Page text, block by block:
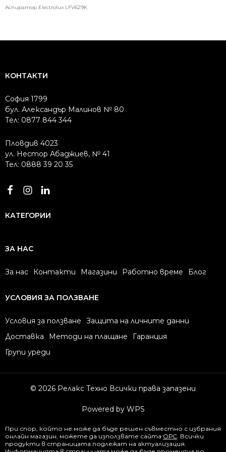
Аспиратор Electrolux LFV629K
4398.66 лв..
3759.11 лв..
КОНТАКТИ
София 1799
бул. Александър Малинов № 80
Тел: 0877 844 344
Пловдив 4023
ул. Нестор Абаджиев, № 41
Тел: 0888 39 20 35
КАТЕГОРИИ
ЗА НАС
За нас Контакти Магазини Работно време Блог
УСЛОВИЯ ЗА ПОЛЗВАНЕ
Условия за ползване
Защита на личните данни
Доставка
Методи на плащане
Гаранция
Групи уреди
© 2026 Релакс Техно Всички права запазени
Powered by WPS
При спор, който не може да бъде решен съвместно с избрания
онлайн магазин, можете да използвате сайта ОРС . Всички
продукти в страницата подлежат на актуализация.